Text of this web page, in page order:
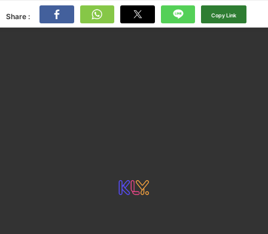
Share : Copy Link